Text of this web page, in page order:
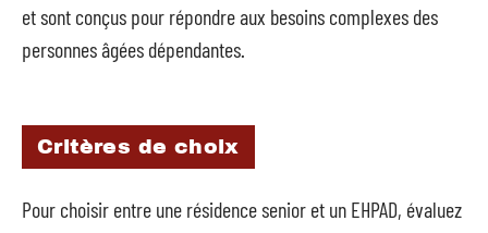
et sont conçus pour répondre aux besoins complexes des
personnes âgées dépendantes.
Critères de choix
Pour choisir entre une résidence senior et un EHPAD, évaluez